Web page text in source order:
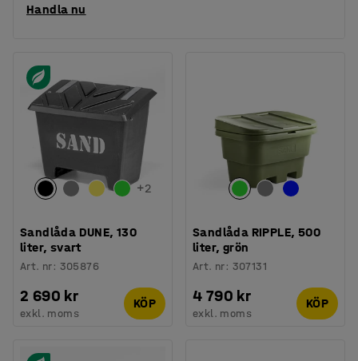
Handla nu
+2
Sandlåda DUNE, 130
liter, svart
Art. nr: 305876
2 690 kr
exkl. moms
KÖP
Sandlåda RIPPLE, 500
liter, grön
Art. nr: 307131
4 790 kr
exkl. moms
KÖP